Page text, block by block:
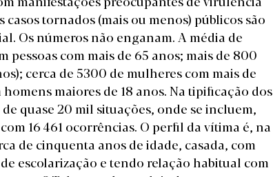
tornados (mais ou menos) públicos são
Os números não enganam. A média de
pessoas com mais de 65 anos; mais de 800
cerca de 5300 de mulheres com mais de
maiores de 18 anos. Na tipificação dos
quase 20 mil situações, onde se incluem,
16 461 ocorrências. O perfil da vítima é, na
de cinquenta anos de idade, casada, com
escolarização e tendo relação habitual com